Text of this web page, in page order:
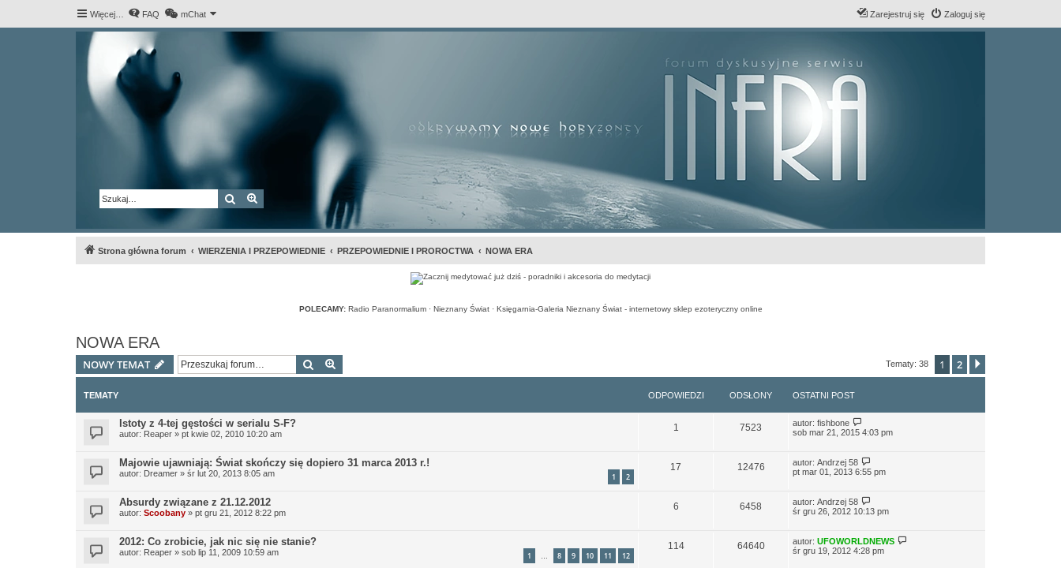
Więcej… FAQ mChat Zaloguj się
Zarejestruj się
Szukaj Wyszukiwanie zaawansowane
Strona główna forum WIERZENIA I PRZEPOWIEDNIE PRZEPOWIEDNIE I PROROCTWA NOWA ERA
POLECAMY: Radio Paranormalium· Nieznany Świat· Księgarnia-Galeria Nieznany Świat - internetowy sklep ezoteryczny online
NOWA ERA
NOWY TEMAT Szukaj Tematy: 38 1 2
TEMATY ODPOWIEDZI ODSŁONY OSTATNI POST
Istoty z 4-tej gęstości w serialu S-F?
autor: Reaper » pt kwie 02, 2010 10:20 am
1 7523 autor: fishbone
sob mar 21, 2015 4:03 pm
Majowie ujawniają: Świat skończy się dopiero 31 marca 2013 r.!
autor: Dreamer » śr lut 20, 2013 8:05 am 1 2
17 12476 autor: Andrzej 58
pt mar 01, 2013 6:55 pm
Absurdy związane z 21.12.2012
autor: Scoobany » pt gru 21, 2012 8:22 pm
6 6458 autor: Andrzej 58
śr gru 26, 2012 10:13 pm
2012: Co zrobicie, jak nic się nie stanie?
autor: Reaper » sob lip 11, 2009 10:59 am 1 … 8 9 10 11 12
114 64640 autor: UFOWORLDNEWS
śr gru 19, 2012 4:28 pm